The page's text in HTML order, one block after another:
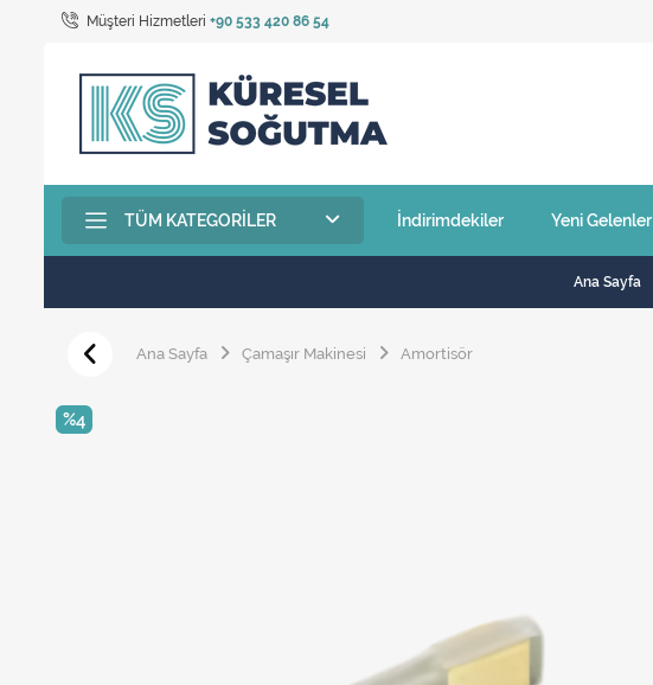
Müşteri Hizmetleri +90 533 420 86 54
TÜM KATEGORILER İndirimdekiler Yeni Gelenler
Ana Sayfa
Ana Sayfa Çamaşır Makinesi Amortisör
%4